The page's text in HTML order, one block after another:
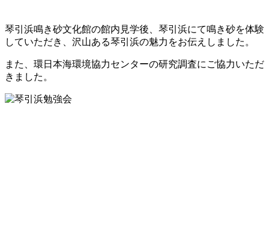
琴引浜鳴き砂文化館の館内見学後、琴引浜にて鳴き砂を体験
していただき、沢山ある琴引浜の魅力をお伝えしました。
また、環日本海環境協力センターの研究調査にご協力いただ
きました。